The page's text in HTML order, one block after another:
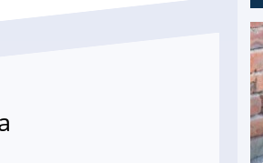
kam schwer behindert zur Welt: